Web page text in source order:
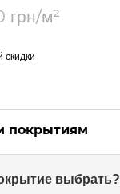
грн/м²
скидки
покрытиям
выбрать?